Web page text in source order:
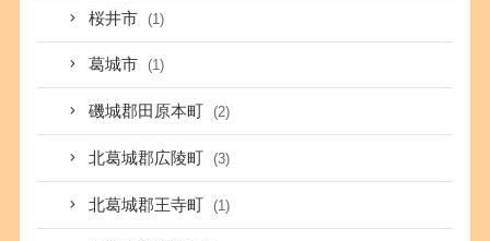
桜井市 (1)
葛城市 (1)
磯城郡田原本町 (2)
北葛城郡広陵町 (3)
北葛城郡王寺町 (1)